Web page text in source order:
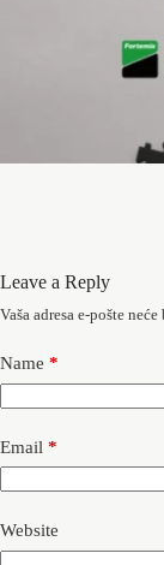
Leave a Reply
Vaša adresa e-pošte
Name *
Email *
Website